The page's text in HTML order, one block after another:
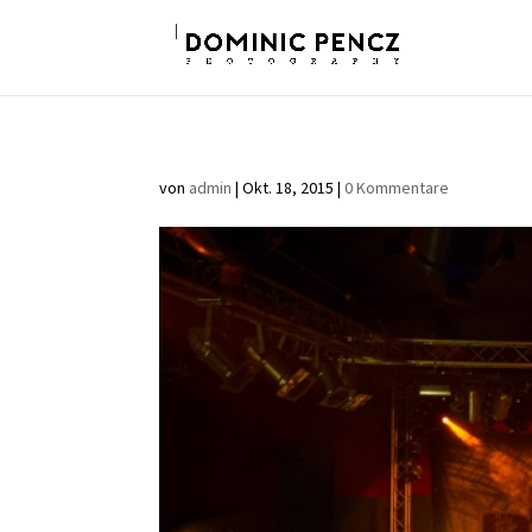
von admin |Okt. 18, 2015 |0 Kommentare